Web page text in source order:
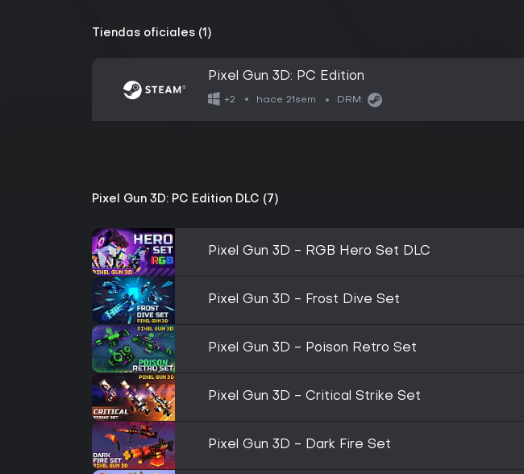
Tiendas oficiales (1)
Pixel Gun 3D: PC Edition
+2 hace 21sem DRM:
Pixel Gun 3D: PC Edition DLC (7)
Pixel Gun 3D - RGB Hero Set DLC
Pixel Gun 3D - Frost Dive Set
Pixel Gun 3D - Poison Retro Set
Pixel Gun 3D - Critical Strike Set
Pixel Gun 3D - Dark Fire Set